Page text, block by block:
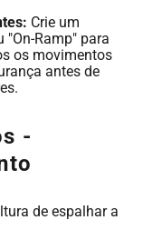
Crie um
"On-Ramp" para
os movimentos
antes de
-
de espalhar a